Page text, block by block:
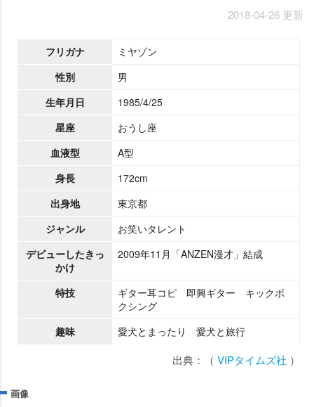
2018-04-26 更新
フリガナ
ミヤゾン
性別
男
生年月日
1985/4/25
星座
おうし座
血液型
A型
身長
172cm
出身地
東京都
ジャンル
お笑いタレント
デビューしたきっ
かけ
2009年11月「ANZEN漫才」結成
特技
ギター耳コピ 即興ギター キックボ
クシング
趣味
愛犬とまったり 愛犬と旅行
出典：（ VIPタイムズ社 ）
画像